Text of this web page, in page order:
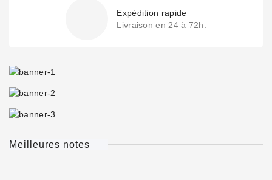
Expédition rapide
Livraison en 24 à 72h.
Meilleures notes